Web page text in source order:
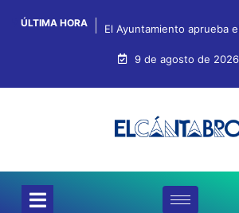
ÚLTIMA HORA El Ayuntamiento aprueba
9 de agosto de 2026